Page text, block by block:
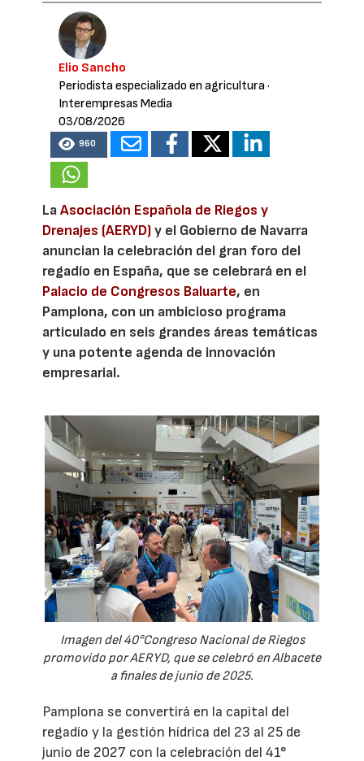
Elio Sancho
Periodista especializado en agricultura·
Interempresas Media
03/08/2026
960
LaAsociación Española de Riegos y
Drenajes (AERYD)y el Gobierno de Navarra
anuncian la celebración del gran foro del
regadío en España, que se celebrará en el
Palacio de Congresos Baluarte, en
Pamplona, con un ambicioso programa
articulado en seis grandes áreas temáticas
y una potente agenda de innovación
empresarial.
Imagen del 40°Congreso Nacional de Riegos
promovido por AERYD, que se celebró en Albacete
a finales de junio de 2025.
Pamplona se convertirá en la capital del
regadío y la gestión hídrica del 23 al 25 de
junio de 2027 con la celebración del 41°